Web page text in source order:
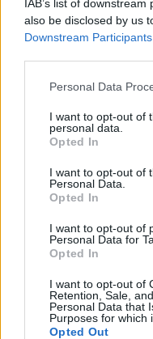
IAB’s list of
also be disclosed by us
Downstream Participants
Please note that this
not limited to your visit
grant or deny consent
use your data for below
consent section.
Personal Data
I want to opt-out of
personal data.
Opted In
I want to opt-out of
Personal Data.
Opted In
I want to opt-out of
Personal Data for
Opted In
I want to opt-out of
Retention, Sale,
Personal Data that
Purposes for which
Opted Out
hyllningar, applåder, en
till Vasaloppet 2025.
– Det är nog den finaste